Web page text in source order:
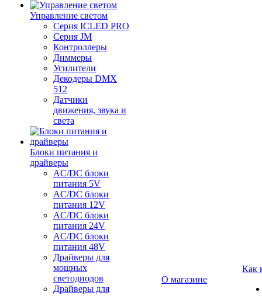
Управление светом
Серия ICLED PRO
Серия JM
Контроллеры
Диммеры
Усилители
Декодеры DMX
512
Датчики
движения, звука и
света
Блоки питания и
драйверы
AC/DC блоки
питания 5V
AC/DC блоки
питания 12V
AC/DC блоки
питания 24V
AC/DC блоки
питания 48V
Драйверы для
мощных
светодиодов
Драйверы для
О магазине
Как